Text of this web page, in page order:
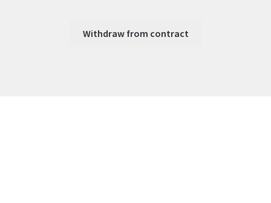
Withdraw from contract